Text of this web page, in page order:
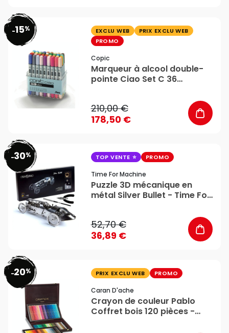
-15% EXCLU WEB
PRIX EXCLU WEB
PROMO
Copic
Marqueur à alcool double-
pointe Ciao Set C 36
210,00 €
178,50 €
-30% TOP VENTE PROMO
Time For Machine
Puzzle 3D mécanique en
métal Silver Bullet - Time For
52,70 €
36,89 €
-20% PRIX EXCLU WEB PROMO
Caran D'ache
Crayon de couleur Pablo
Coffret bois 120 pièces -